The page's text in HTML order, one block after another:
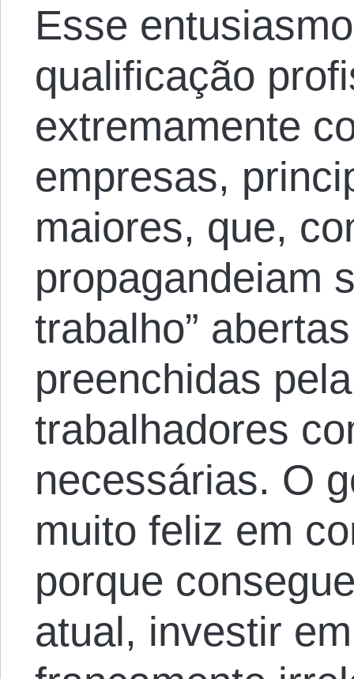
Esse
qualificação
extremamente
empresas,
maiores, que,
propagandeiam
trabalho”
preenchidas
trabalhadores
necessárias. O
muito feliz em
porque
atual, investir